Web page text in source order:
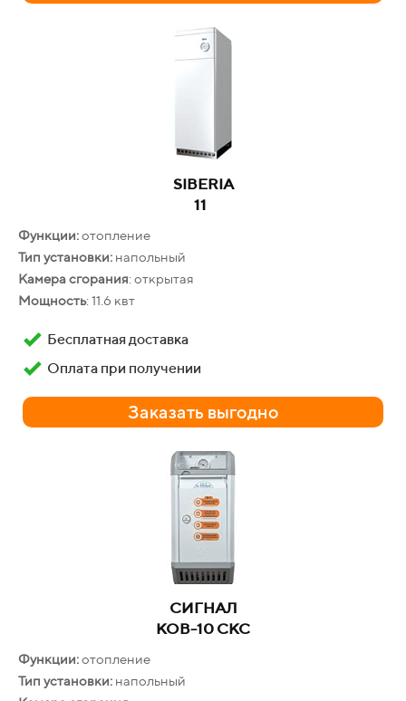
SIBERIA
11
Функции:отопление
Тип установки: напольный
Камера сгорания: открытая
Мощность: 11.6 квт
Бесплатная доставка
Оплата при получении
Заказать выгодно
СИГНАЛ
КОВ-10 СКС
Функции:отопление
Тип установки: напольный
10 л/мин
Оплата при получении
Заказать выгодно
VILTERM
S11
11 л/мин
Бесплатная доставка
Оплата при получении
Заказать выгодно